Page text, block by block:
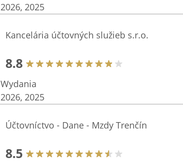
2026, 2025
Kancelária účtovných služieb s.r.o.
8.8
Wydania
2026, 2025
Účtovníctvo - Dane - Mzdy Trenčín
8.5